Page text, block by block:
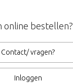
online bestellen?
Contact/ vragen?
Inloggen